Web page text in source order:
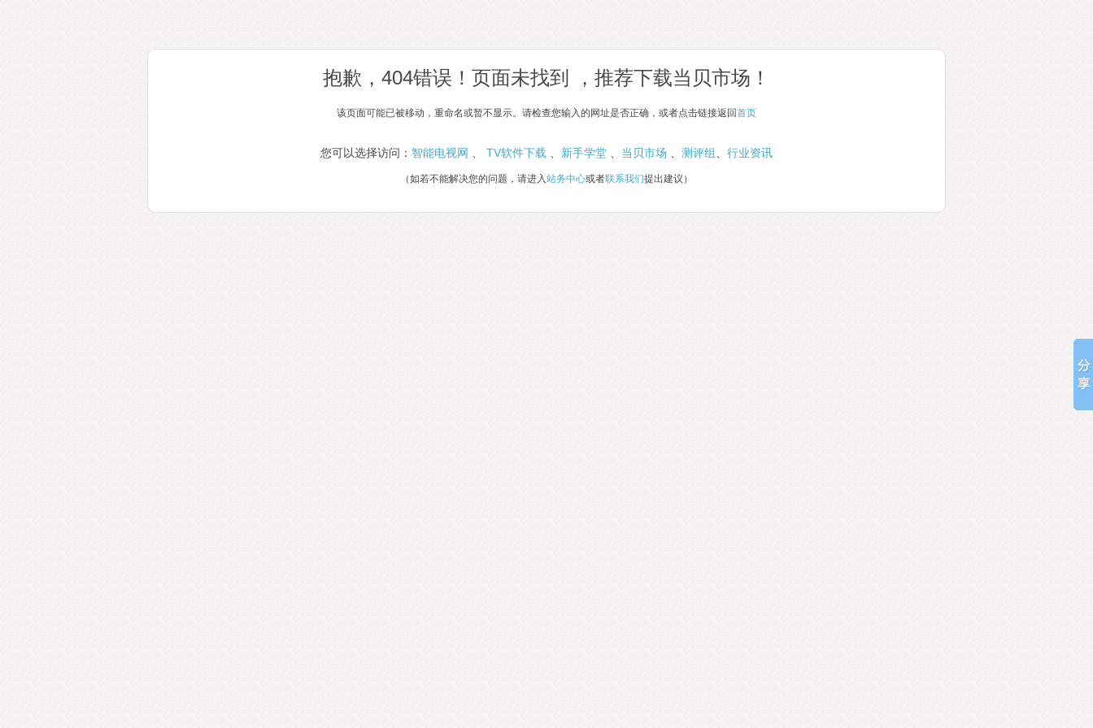
抱歉，404错误！页面未找到 ，推荐下载当贝市场！
该页面可能已被移动，重命名或暂不显示。请检查您输入的网址是否正确，或者点击链接返回首页
您可以选择访问： 智能电视网 TV软件下载 新手学堂 当贝市场 测评组 行业资讯
（如若不能解决您的问题，请进入站务中心或者联系我们提出建议）